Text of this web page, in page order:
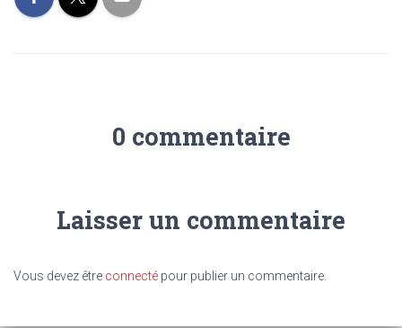
0 commentaire
Laisser un commentaire
Vous devez être connecté pour publier un commentaire.